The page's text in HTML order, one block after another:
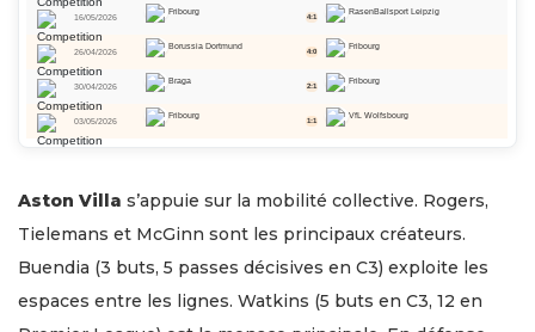
16/05/2026
Fribourg 4:1 RasenBallsport Leipzig
26/04/2026
Borussia Dortmund 4:0 Fribourg
30/04/2026
Braga 2:1 Fribourg
03/05/2026
Fribourg 1:1 VfL Wolfsbourg
Aston Villa s’appuie sur la mobilité collective. Rogers,
Tielemans et McGinn sont les principaux créateurs.
Buendia (3 buts, 5 passes décisives en C3) exploite les
espaces entre les lignes. Watkins (5 buts en C3, 12 en